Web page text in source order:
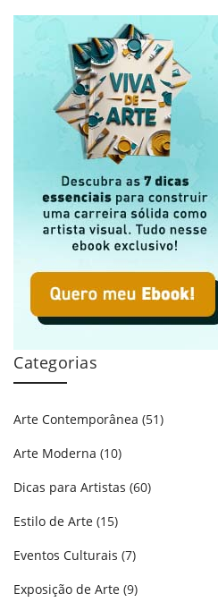
Categorias
Arte Contemporânea (51)
Arte Moderna (10)
Dicas para Artistas (60)
Estilo de Arte (15)
Eventos Culturais (7)
Exposição de Arte (9)